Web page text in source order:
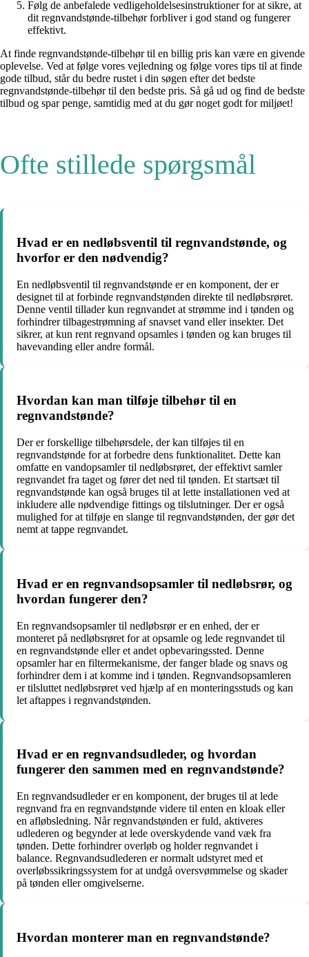
Følg de anbefalede vedligeholdelsesinstruktioner for at sikre, at
dit regnvandstønde-tilbehør forbliver i god stand og fungerer
effektivt.
At finde regnvandstønde-tilbehør til en billig pris kan være en givende
oplevelse. Ved at følge vores vejledning og følge vores tips til at finde
gode tilbud, står du bedre rustet i din søgen efter det bedste
regnvandstønde-tilbehør til den bedste pris. Så gå ud og find de bedste
tilbud og spar penge, samtidig med at du gør noget godt for miljøet!
Ofte stillede spørgsmål
Hvad er en nedløbsventil til regnvandstønde, og
hvorfor er den nødvendig?
En nedløbsventil til regnvandstønde er en komponent, der er
designet til at forbinde regnvandstønden direkte til nedløbsrøret.
Denne ventil tillader kun regnvandet at strømme ind i tønden og
forhindrer tilbagestrømning af snavset vand eller insekter. Det
sikrer, at kun rent regnvand opsamles i tønden og kan bruges til
havevanding eller andre formål.
Hvordan kan man tilføje tilbehør til en
regnvandstønde?
Der er forskellige tilbehørsdele, der kan tilføjes til en
regnvandstønde for at forbedre dens funktionalitet. Dette kan
omfatte en vandopsamler til nedløbsrøret, der effektivt samler
regnvandet fra taget og fører det ned til tønden. Et startsæt til
regnvandstønde kan også bruges til at lette installationen ved at
inkludere alle nødvendige fittings og tilslutninger. Der er også
mulighed for at tilføje en slange til regnvandstønden, der gør det
nemt at tappe regnvandet.
Hvad er en regnvandsopsamler til nedløbsrør, og
hvordan fungerer den?
En regnvandsopsamler til nedløbsrør er en enhed, der er
monteret på nedløbsrøret for at opsamle og lede regnvandet til
en regnvandstønde eller et andet opbevaringssted. Denne
opsamler har en filtermekanisme, der fanger blade og snavs og
forhindrer dem i at komme ind i tønden. Regnvandsopsamleren
er tilsluttet nedløbsrøret ved hjælp af en monteringsstuds og kan
let aftappes i regnvandstønden.
Hvad er en regnvandsudleder, og hvordan
fungerer den sammen med en regnvandstønde?
En regnvandsudleder er en komponent, der bruges til at lede
regnvand fra en regnvandstønde videre til enten en kloak eller
en afløbsledning. Når regnvandstønden er fuld, aktiveres
udlederen og begynder at lede overskydende vand væk fra
tønden. Dette forhindrer overløb og holder regnvandet i
balance. Regnvandsudlederen er normalt udstyret med et
overløbssikringssystem for at undgå oversvømmelse og skader
på tønden eller omgivelserne.
Hvordan monterer man en regnvandstønde?